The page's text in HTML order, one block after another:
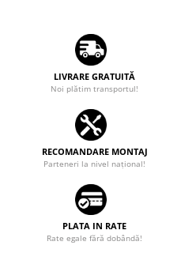
LIVRARE GRATUITĂ
Noi plătim transportul!
RECOMANDARE MONTAJ
Parteneri la nivel național!
PLATA IN RATE
Rate egale fără dobândă!